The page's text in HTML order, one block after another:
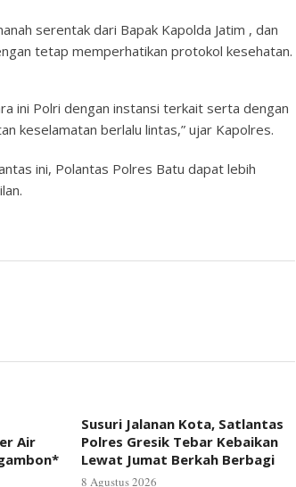
serentak dari Bapak Kapolda Jatim , dan
tetap memperhatikan protokol kesehatan.
ini Polri dengan instansi terkait serta dengan
keselamatan berlalu lintas,” ujar Kapolres.
ini, Polantas Polres Batu dapat lebih
Air
Susuri Jalanan Kota, Satlantas
Polres Gresik Tebar Kebaikan
Lewat Jumat Berkah Berbagi
8 Agustus 2026